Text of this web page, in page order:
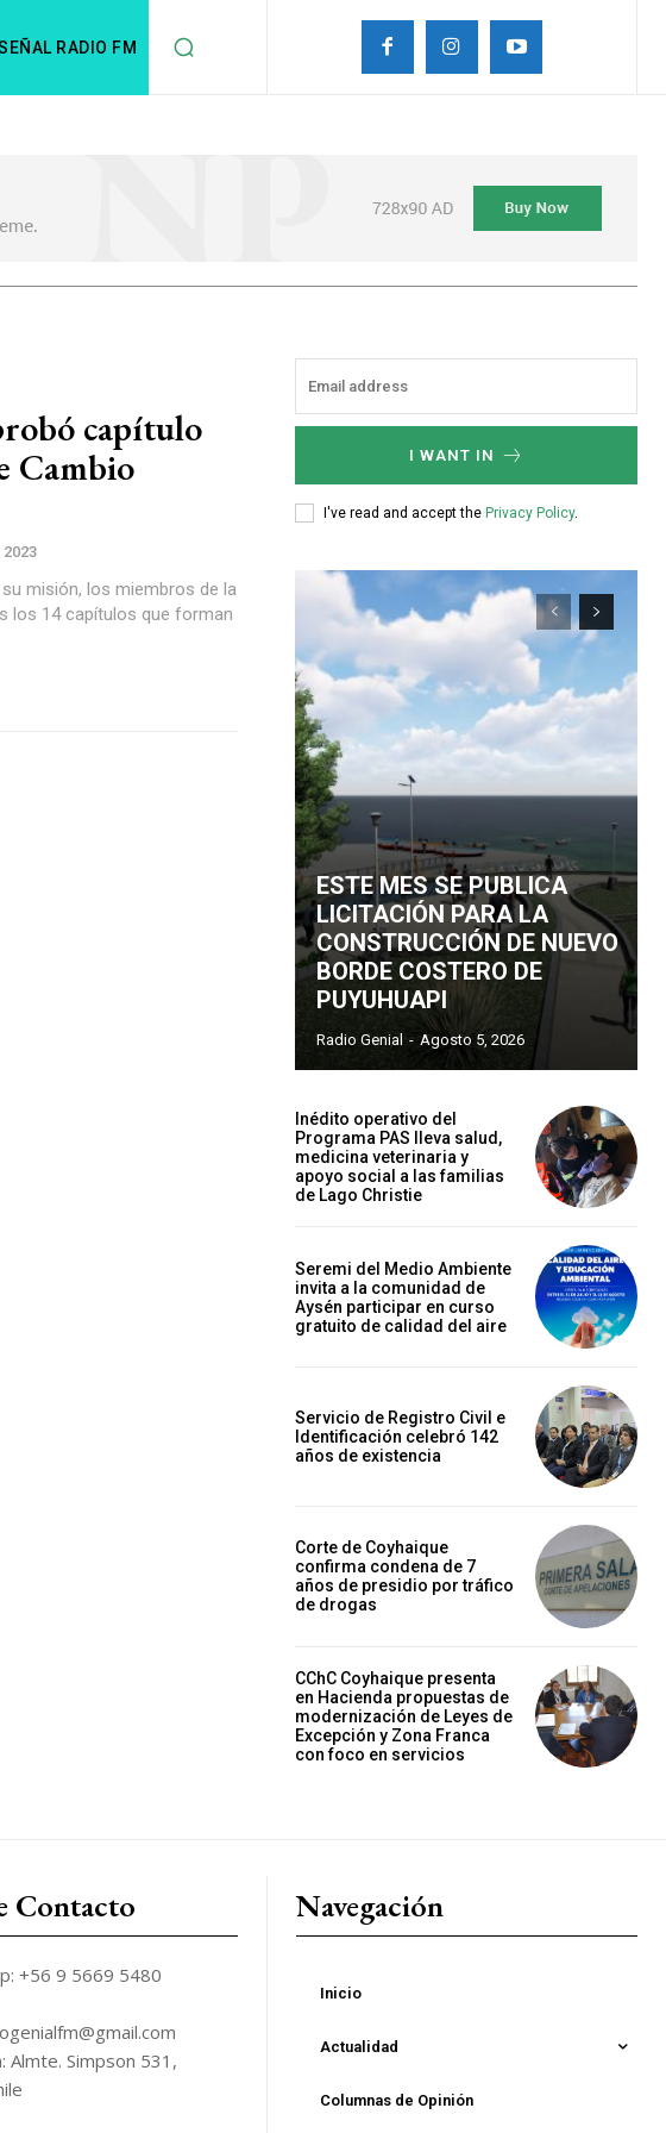
RADIO FM
capítulo
Cambio
2023
misión, los miembros de la
los 14 capítulos que forman
I WANT IN
I've read and accept the Privacy Policy.
ESTE MES SE PUBLICA
LICITACIÓN PARA LA
CONSTRUCCIÓN DE NUEVO
BORDE COSTERO DE
PUYUHUAPI
Radio Genial - Agosto 5, 2026
Inédito operativo del
Programa PAS lleva salud,
medicina veterinaria y
apoyo social a las familias
de Lago Christie
Seremi del Medio Ambiente
invita a la comunidad de
Aysén participar en curso
gratuito de calidad del aire
Servicio de Registro Civil e
Identificación celebró 142
años de existencia
Corte de Coyhaique
confirma condena de 7
años de presidio por tráfico
de drogas
CChC Coyhaique presenta
en Hacienda propuestas de
modernización de Leyes de
Excepción y Zona Franca
con foco en servicios
Contacto
+56 9 5669 5480
Almte. Simpson 531,
Navegación
Inicio
Actualidad
Columnas de Opinión